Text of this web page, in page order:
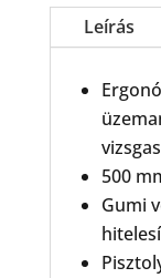
mennyiség
Leírás
500
Gumi